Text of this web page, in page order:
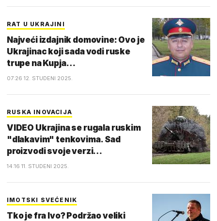
RAT U UKRAJINI
Najveći izdajnik domovine: Ovo je
Ukrajinac koji sada vodi ruske
trupe na Kupja…
07:26 12. STUDENI 2025.
RUSKA INOVACIJA
VIDEO Ukrajina se rugala ruskim
"dlakavim" tenkovima. Sad
proizvodi svoje verzi…
14:16 11. STUDENI 2025.
IMOTSKI SVEĆENIK
Tko je fra Ivo? Podržao veliki